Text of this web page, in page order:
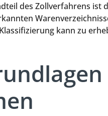
des Zollverfahrens ist
kann zu